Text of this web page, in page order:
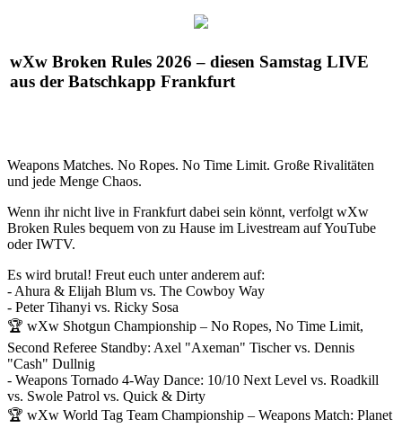
wXw Broken Rules 2026 – diesen Samstag LIVE
aus der Batschkapp Frankfurt
Weapons Matches. No Ropes. No Time Limit. Große Rivalitäten
und jede Menge Chaos.
Wenn ihr nicht live in Frankfurt dabei sein könnt, verfolgt wXw
Broken Rules bequem von zu Hause im Livestream auf YouTube
oder IWTV.
Es wird brutal! Freut euch unter anderem auf:
- Ahura & Elijah Blum vs. The Cowboy Way
- Peter Tihanyi vs. Ricky Sosa
🏆 wXw Shotgun Championship – No Ropes, No Time Limit,
Second Referee Standby: Axel "Axeman" Tischer vs. Dennis
"Cash" Dullnig
- Weapons Tornado 4-Way Dance: 10/10 Next Level vs. Roadkill
vs. Swole Patrol vs. Quick & Dirty
🏆 wXw World Tag Team Championship – Weapons Match: Planet